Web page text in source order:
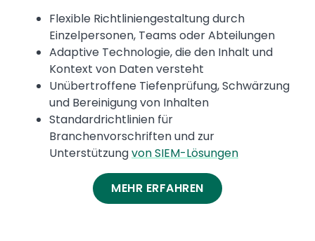
Flexible Richtliniengestaltung durch
Einzelpersonen, Teams oder Abteilungen
Adaptive Technologie, die den Inhalt und
Kontext von Daten versteht
Unübertroffene Tiefenprüfung, Schwärzung
und Bereinigung von Inhalten
Standardrichtlinien für
Branchenvorschriften und zur
Unterstützungvon SIEM-Lösungen
MEHR ERFAHREN